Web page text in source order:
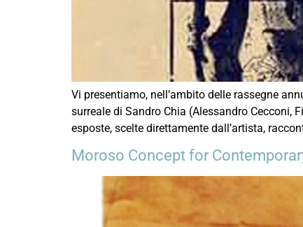
Vi presentiamo, nell’ambito delle rassegne
surreale di Sandro Chia (Alessandro Cecconi,
esposte, scelte direttamente dall’artista,
Moroso Concept for